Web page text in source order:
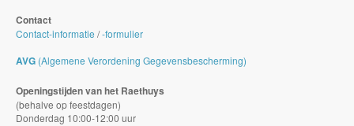
Contact
Contact-informatie /-formulier
AVG (Algemene Verordening Gegevensbescherming)
Openingstijden van het Raethuys
(behalve op feestdagen)
Donderdag 10:00-12:00 uur